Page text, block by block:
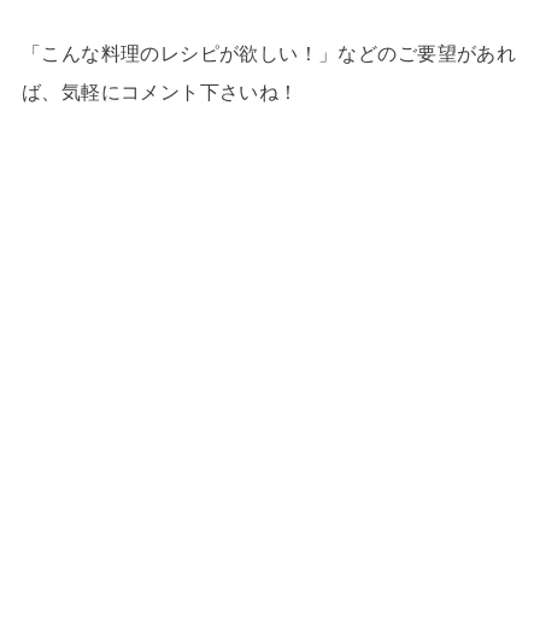
「こんな料理のレシピが欲しい！」などのご要望があれ
ば、気軽にコメント下さいね！